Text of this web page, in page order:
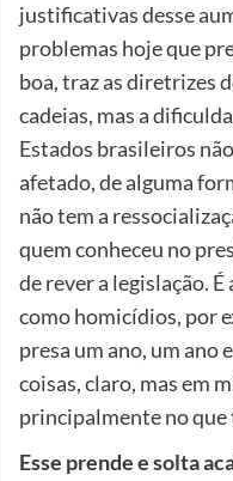
justificativas desse
problemas hoje que
boa, traz as diretrizes
cadeias, mas a
Estados brasileiros
afetado, de alguma
não tem a
quem conheceu no
de rever a legislação.
como homicídios, por
presa um ano, um ano
coisas, claro, mas em
principalmente no que
Esse prende e solta